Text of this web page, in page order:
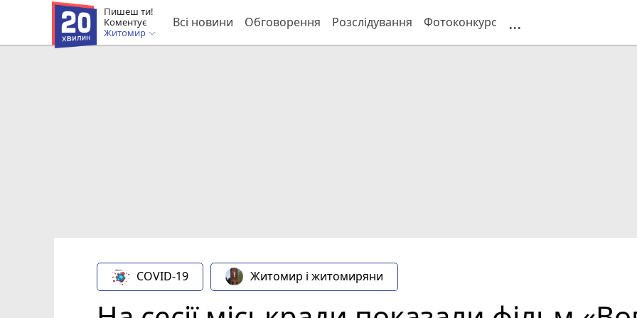
Пишеш ти!
Коментує
Житомир
Всі новини Обговорення Розслідування Фотоконкурс ...
COVID-19 Житомир і житомиряни